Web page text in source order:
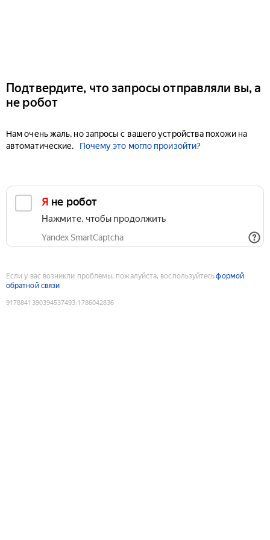
Подтвердите, что запросы отправляли вы, а
не робот
Нам очень жаль, но запросы с вашего устройства похожи на
автоматические.
Почему это могло произойти?
Я не робот
Нажмите, чтобы продолжить
Yandex SmartCaptcha
Если у вас возникли проблемы, пожалуйста, воспользуйтесьформой
обратной связи
9178841390394537493:1786042836